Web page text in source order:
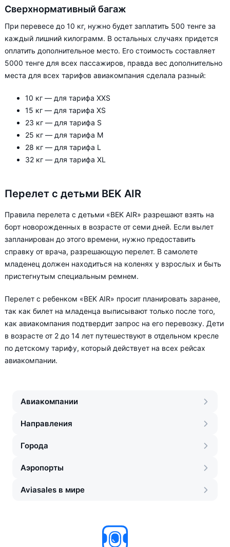
Сверхнормативный багаж
При перевесе до 10 кг, нужно будет заплатить 500 тенге за
каждый лишний килограмм. В остальных случаях придется
оплатить дополнительное место. Его стоимость составляет
5000 тенге для всех пассажиров, правда вес дополнительно
места для всех тарифов авиакомпания сделала разный:
10 кг — для тарифа XXS
15 кг — для тарифа XS
23 кг — для тарифа S
25 кг — для тарифа М
28 кг — для тарифа L
32 кг — для тарифа XL
Перелет с детьми BEK AIR
Правила перелета с детьми «BEK AIR» разрешают взять на
борт новорожденных в возрасте от семи дней. Если вылет
запланирован до этого времени, нужно предоставить
справку от врача, разрешающую перелет. В самолете
младенец должен находиться на коленях у взрослых и быть
пристегнутым специальным ремнем.
Перелет с ребенком «BEK AIR» просит планировать заранее,
так как билет на младенца выписывают только после того,
как авиакомпания подтвердит запрос на его перевозку. Дети
в возрасте от 2 до 14 лет путешествуют в отдельном кресле
по детскому тарифу, который действует на всех рейсах
авиакомпании.
Авиакомпании
Направления
Города
Аэропорты
Aviasales в мире